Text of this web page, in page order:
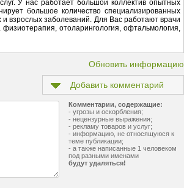
У нас работает большой коллектив опытных
большое количество специализированных
взрослых заболеваний. Для Вас работают врачи
отоларингология, офтальмология,
Обновить информацию
Добавить комментарий
Комментарии, содержащие:
- угрозы и оскорбления;
- нецензурные выражения;
- рекламу товаров и услуг;
- информацию, не относящуюся к
теме публикации;
- а также написанные 1 человеком
под разными именами
будут удаляться!